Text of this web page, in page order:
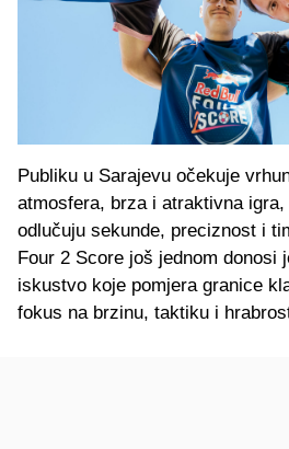
Publiku u Sarajevu očekuje
atmosfera, brza i atraktivna
odlučuju sekunde, preciznost i
Four 2 Score još jednom donosi
iskustvo koje pomjera granice
fokus na brzinu, taktiku i